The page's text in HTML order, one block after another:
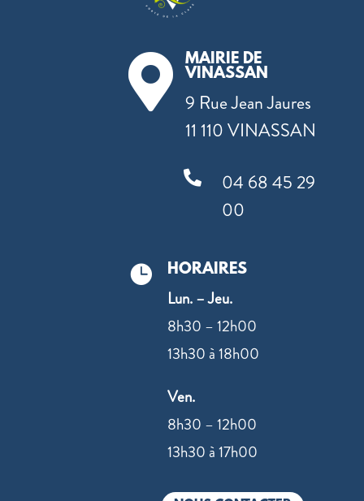

MAIRIE DE
VINASSAN
9 Rue Jean Jaures
11 110 VINASSAN

04 68 45 29
00
 HORAIRES
Lun. – Jeu.
8h30 – 12h00
13h30 à 18h00
Ven.
8h30 – 12h00
13h30 à 17h00